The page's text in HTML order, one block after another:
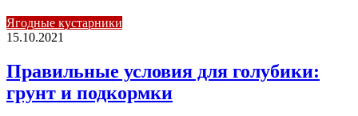
Ягодные кустарники
15.10.2021
Правильные условия для голубики:
грунт и подкормки